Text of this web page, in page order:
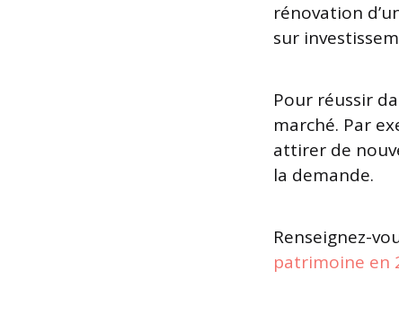
rénovation
sur
Pour réussir
marché. Par
attirer de
la demande.
Renseignez-
patrimoine en